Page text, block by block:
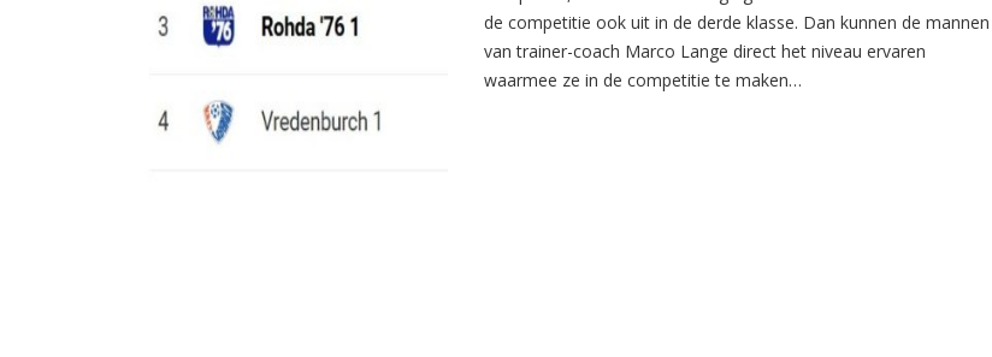
de competitie ook uit in de derde klasse. Dan kunnen de mannen
van trainer-coach Marco Lange direct het niveau ervaren
waarmee ze in de competitie te maken…